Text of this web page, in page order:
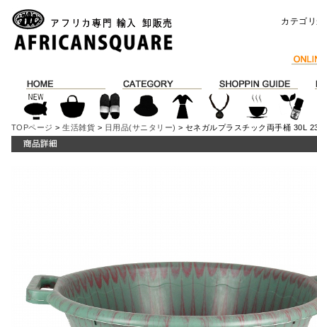
カテゴ
TOPページ >生活雑貨 > 日用品(サニタリー) > セネガルプラスチック両手桶 30L